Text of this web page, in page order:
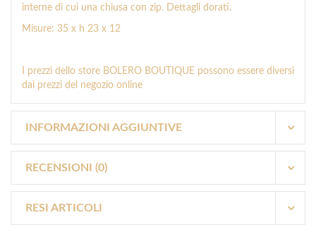
interne di cui una chiusa con zip. Dettagli dorati.
Misure: 35 x h 23 x 12
I prezzi dello store BOLERO BOUTIQUE possono essere diversi
dai prezzi del negozio online
INFORMAZIONI AGGIUNTIVE
RECENSIONI (0)
RESI ARTICOLI